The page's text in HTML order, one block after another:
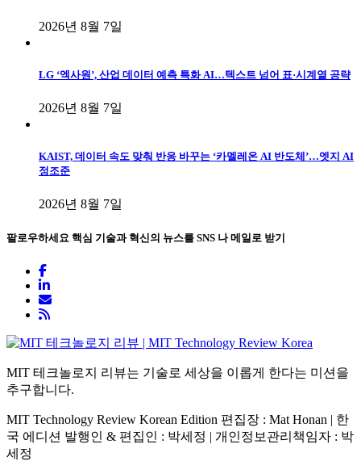
2026년 8월 7일
LG ‘엑사원’, 산업 데이터 예측 특화 AI…텍스트 넘어 표·시계열 공략
2026년 8월 7일
KAIST, 데이터 속도 맞춰 반응 바꾸는 ‘카멜레온 AI 반도체’…엣지 AI
정조준
2026년 8월 7일
팔로우하세요 핵심 기술과 혁신의 뉴스를 SNS 나 메일로 받기
MIT 테크놀로지 리뷰는 기술로 세상을 이롭게 한다는 미션을
추구합니다.
MIT Technology Review Korean Edition 편집장 : Mat Honan | 한
국 에디션 발행인 & 편집인 : 박세정 | 개인정보관리책임자 : 박
세정